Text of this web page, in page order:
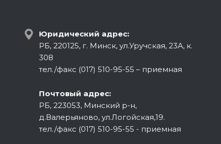
Юридический адрес:
РБ, 220125, г. Минск, ул.Уручская, 23А, к.
308
тел./факс (017) 510-95-55 – приемная
Почтовый адрес:
РБ, 223053, Минский р-н,
д.Валерьяново, ул.Логойская,19.
тел./факс (017) 510-95-55 - приемная